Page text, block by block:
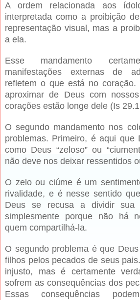
A ordem relacionada aos
interpretada como a proibição
representação visual, mas a
a ela.
Esse mandamento
manifestações externas de
refletem o que está no coração.
aproximar de Deus com
corações estão longe dele (Is
O segundo mandamento nos
problemas. Primeiro, é aqui que
como Deus “zeloso” ou
não deve nos deixar ressentidos
O zelo ou ciúme é um
rivalidade, e é nesse sentido
Deus se recusa a dividir sua
simplesmente porque não há
quem compartilhá-la.
O segundo problema é que
filhos pelos pecados de seus
injusto, mas é certamente
sofrem as consequências dos
Essas consequências